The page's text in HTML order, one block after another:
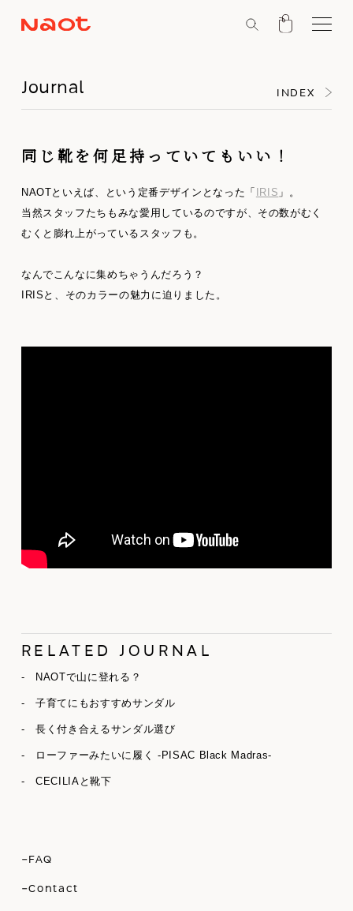
Journal INDEX
同じ靴を何足持っていてもいい！
NAOTといえば、という定番デザインとなった「 IRIS 」。
当然スタッフたちもみな愛用しているのですが、その数がむく
むくと膨れ上がっているスタッフも。
なんでこんなに集めちゃうんだろう？
IRISと、そのカラーの魅力に迫りました。
RELATED JOURNAL
- NAOTで山に登れる？
- 子育てにもおすすめサンダル
- 長く付き合えるサンダル選び
- ローファーみたいに履く -PISAC Black Madras-
- CECILIAと靴下
-FAQ
-Contact